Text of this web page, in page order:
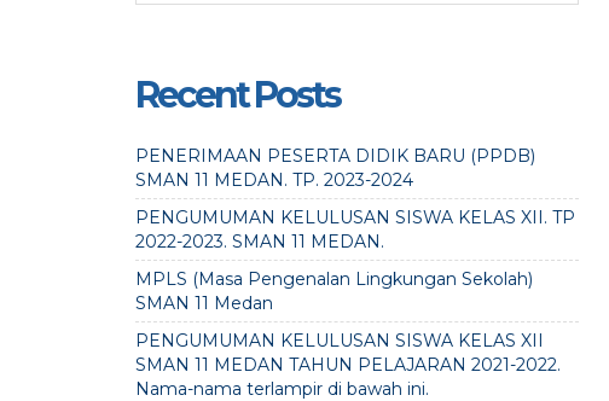
Recent Posts
PENERIMAAN PESERTA DIDIK BARU (PPDB)
SMAN 11 MEDAN. TP. 2023-2024
PENGUMUMAN KELULUSAN SISWA KELAS XII. TP
2022-2023. SMAN 11 MEDAN.
MPLS (Masa Pengenalan Lingkungan Sekolah)
SMAN 11 Medan
PENGUMUMAN KELULUSAN SISWA KELAS XII
SMAN 11 MEDAN TAHUN PELAJARAN 2021-2022.
Nama-nama terlampir di bawah ini.